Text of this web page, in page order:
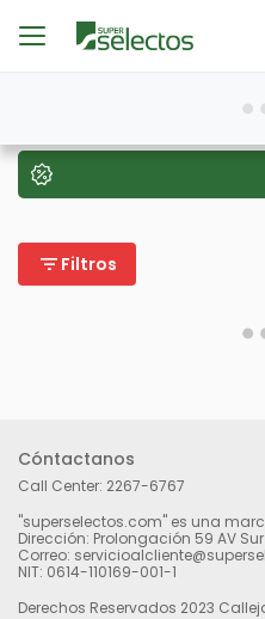
filter_list Filtros
Cóntactanos
Call Center: 2267-6767
"superselectos.com" es una
Dirección: Prolongación 59 AV
Correo:
NIT: 0614-110169-001-1
Derechos Reservados 2023